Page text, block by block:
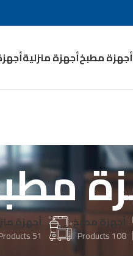
أجهزة مطبخأجهزة منزلية
أجهزة مطبخ
108 Products
أجهزة
51 Products